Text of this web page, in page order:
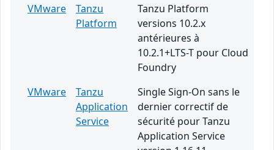
VMware
Tanzu
Platform
Tanzu Platform
versions 10.2.x
antérieures à
10.2.1+LTS-T pour Cloud
Foundry
VMware
Tanzu
Application
Service
Single Sign-On sans le
dernier correctif de
sécurité pour Tanzu
Application Service